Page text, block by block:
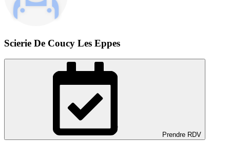
Scierie De Coucy Les Eppes
Prendre RDV